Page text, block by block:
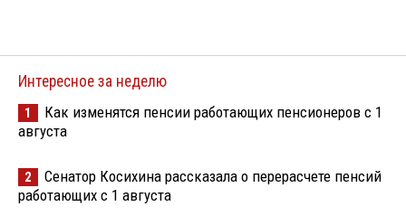
Интересное за неделю
1
Как изменятся пенсии работающих пенсионеров с 1
августа
2
Сенатор Косихина рассказала о перерасчете пенсий
работающих с 1 августа